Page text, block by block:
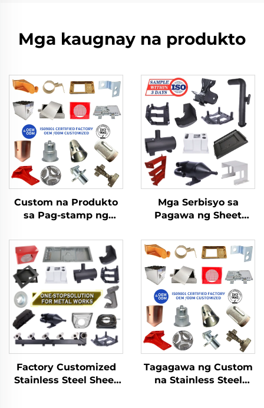
Mga kaugnay na produkto
Custom na Produkto
sa Pag-stamp ng
may Fabrication ng
Sheet Metal para sa
Deep Drawn na mga
Bahagi sa Pag-stamp
Mga Serbisyo sa
Pagawa ng Sheet
Cutting Bending Deep
Drawing Aluminium
Copper Stamping
Parts
Factory Customized
Stainless Steel Sheet
Tagagawa ng Custom
na Stainless Steel